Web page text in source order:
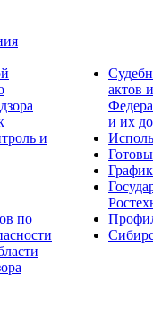
и
по
актов
и их